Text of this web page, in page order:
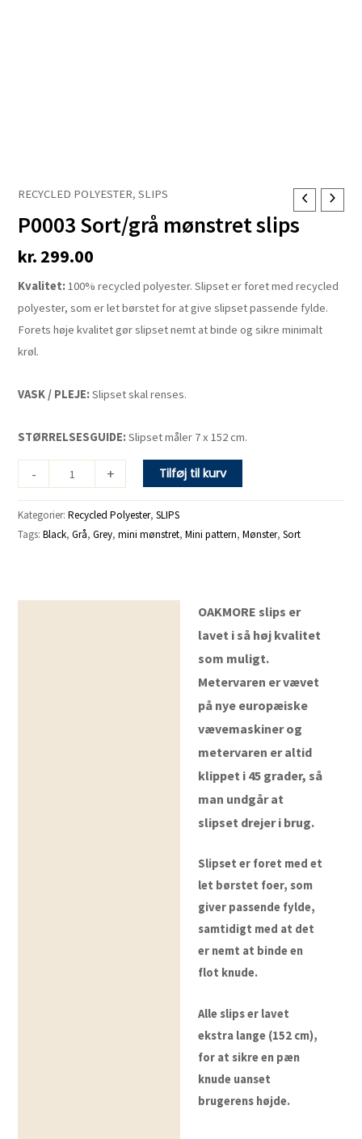
RECYCLED POLYESTER,SLIPS
P0003 Sort/grå mønstret slips
kr. 299.00
Kvalitet: 100% recycled polyester. Slipset er foret med recycled
polyester, som er let børstet for at give slipset passende fylde.
Forets høje kvalitet gør slipset nemt at binde og sikre minimalt
krøl.
VASK / PLEJE: Slipset skal renses.
STØRRELSESGUIDE: Slipset måler 7 x 152 cm.
-
P0003
Sort/grå
slips
antal
+ Tilføj til kurv
Kategorier:Recycled Polyester,SLIPS
Tags:Black,Grå,Grey,mini mønstret,Mini pattern,Mønster,Sort
OAKMORE slips er
lavet i så høj kvalitet
som muligt.
Metervaren er vævet
på nye europæiske
vævemaskiner og
metervaren er altid
klippet i 45 grader, så
man undgår at
slipset drejer i brug.
Slipset er foret med et
let børstet foer, som
giver passende fylde,
samtidigt med at det
er nemt at binde en
flot knude.
Alle slips er lavet
ekstra lange (152 cm),
for at sikre en pæn
knude uanset
brugerens højde.